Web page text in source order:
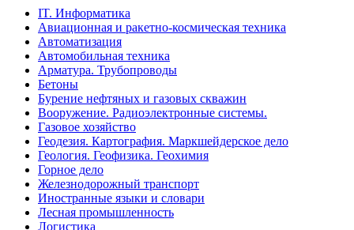
IT. Информатика
Авиационная и ракетно-космическая техника
Автоматизация
Автомобильная техника
Арматура. Трубопроводы
Бетоны
Бурение нефтяных и газовых скважин
Вооружение. Радиоэлектронные системы.
Газовое хозяйство
Геодезия. Картография. Маркшейдерское дело
Геология. Геофизика. Геохимия
Горное дело
Железнодорожный транспорт
Иностранные языки и словари
Лесная промышленность
Логистика